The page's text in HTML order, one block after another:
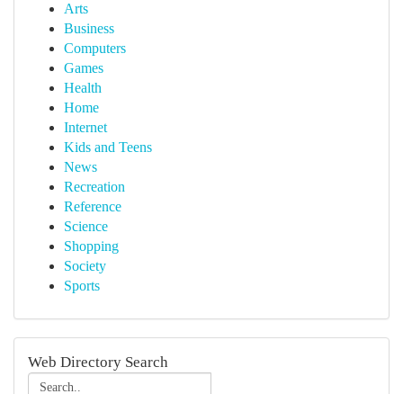
Arts
Business
Computers
Games
Health
Home
Internet
Kids and Teens
News
Recreation
Reference
Science
Shopping
Society
Sports
Web Directory Search